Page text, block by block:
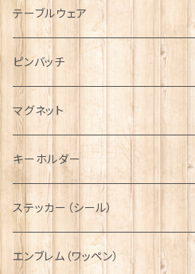
キャップ
ハンチング帽
キャスケット
ディアストーカー
ニット帽
Tシャツ
マフラー
タータン【Bronte by Moon】
タータン【Glencroft】
ボタンラップマフラー【Aran Traditions】
サッシュ
スカーフ
ファッションマスク
ブローチ
ペンダント
チャーム
その他のアクセサリー
インテリア置物
ラブスプーン
ラブスプーン【SION LLEWELLYN】
ラブスプーン【PAUL CURTIS】
ファブリック
テーブルウェア
ティータオル
ペーパーナプキン
ティーコジー
その他テーブルウェア
ピンバッチ
ジェネラルデザイン
乗り物
動物＆植物
国旗＆紋章
ミリタリー
NAVY
AIRFORCE
ピューター
マグネット
キーホルダー
ステッカー（シール）
エンブレム（ワッペン）